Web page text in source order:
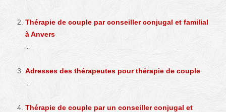
Thérapie de couple par conseiller conjugal et familial
à Anvers
Adresses des thérapeutes pour thérapie de couple
Thérapie de couple par un conseiller conjugal et